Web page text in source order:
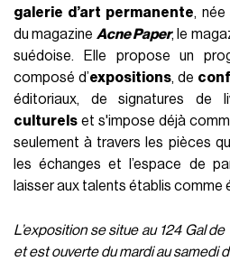
galerie d’art permanente, née
du magazine Acne Paper, le
suédoise. Elle propose un
composé d’expositions, de
éditoriaux, de signatures de
culturels et s'impose déjà
seulement à travers les pièces
les échanges et l’espace de
laisser aux talents établis comme
L’exposition se situe au 124 Gal
et est ouverte du mardi au samedi